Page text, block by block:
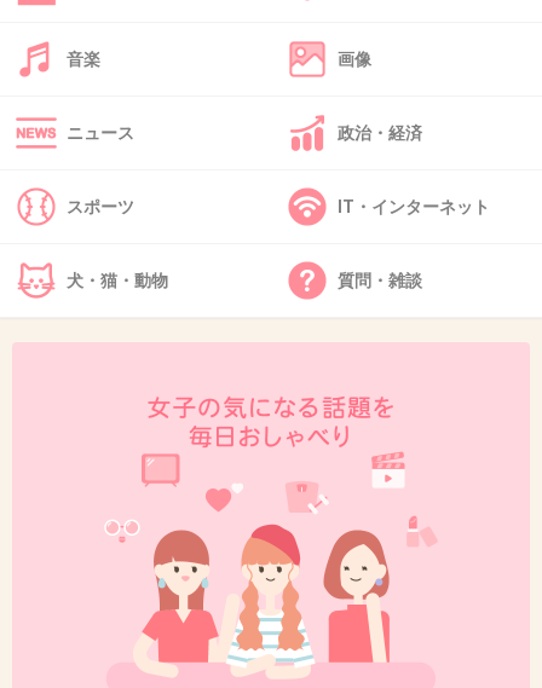
明日も明後日も来年も再来年もきみがすき
音楽 画像
ニュース 政治・経済
スポーツ IT・インターネット
犬・猫・動物 質問・雑談